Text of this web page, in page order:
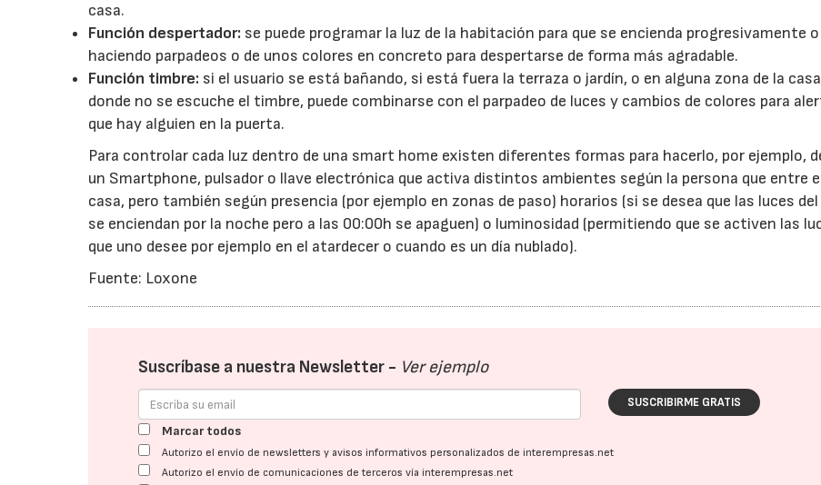
casa.
Función despertador: se puede programar la luz de la habitación para que se encienda progresivamente o
haciendo parpadeos o de unos colores en concreto para despertarse de forma más agradable.
Función timbre: si el usuario se está bañando, si está fuera la terraza o jardín, o en alguna zona de la casa
donde no se escuche el timbre, puede combinarse con el parpadeo de luces y cambios de colores para
que hay alguien en la puerta.
Para controlar cada luz dentro de una smart home existen diferentes formas para hacerlo, por ejemplo,
un Smartphone, pulsador o llave electrónica que activa distintos ambientes según la persona que entre
casa, pero también según presencia (por ejemplo en zonas de paso) horarios (si se desea que las luces
se enciendan por la noche pero a las 00:00h se apaguen) o luminosidad (permitiendo que se activen las
que uno desee por ejemplo en el atardecer o cuando es un día nublado).
Fuente: Loxone
Suscríbase a nuestra Newsletter - Ver ejemplo
SUSCRIBIRME GRATIS
Marcar todos
Autorizo el envío de newsletters y avisos informativos personalizados de interempresas.net
Autorizo el envío de comunicaciones de terceros vía interempresas.net
28/07/2026 30/07/2026